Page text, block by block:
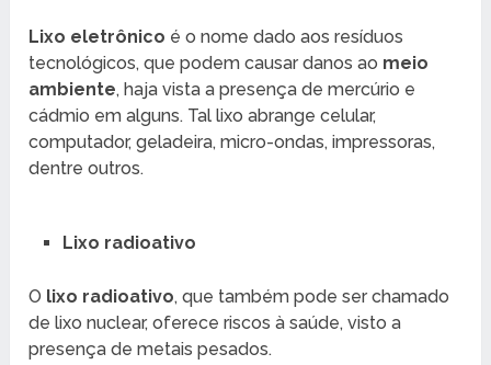
Lixo eletrônico é o nome dado aos resíduos
tecnológicos, que podem causar danos ao meio
ambiente, haja vista a presença de mercúrio e
cádmio em alguns. Tal lixo abrange celular,
computador, geladeira, micro-ondas, impressoras,
dentre outros.
Lixo radioativo
O lixo radioativo, que também pode ser chamado
de lixo nuclear, oferece riscos à saúde, visto a
presença de metais pesados.